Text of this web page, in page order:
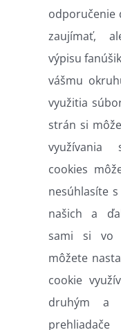
odporučenie
zaujímať,
výpisu
vášmu
využitia
strán si
využívania
cookies
nesúhlasíte
našich a
sami si vo
môžete
cookie
druhým a